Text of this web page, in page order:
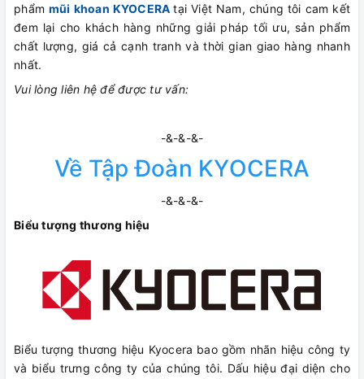
phẩm mũi khoan KYOCERA tại Việt Nam, chúng tôi cam kết
đem lại cho khách hàng những giải pháp tối ưu, sản phẩm
chất lượng, giá cả cạnh tranh và thời gian giao hàng nhanh
nhất.
Vui lòng liên hệ để được tư vấn:
-&-&-&-
Về Tập Đoàn KYOCERA
-&-&-&-
Biểu tượng thương hiệu
Biểu tượng thương hiệu Kyocera bao gồm nhãn hiệu công ty
và biểu trưng công ty của chúng tôi. Dấu hiệu đại diện cho